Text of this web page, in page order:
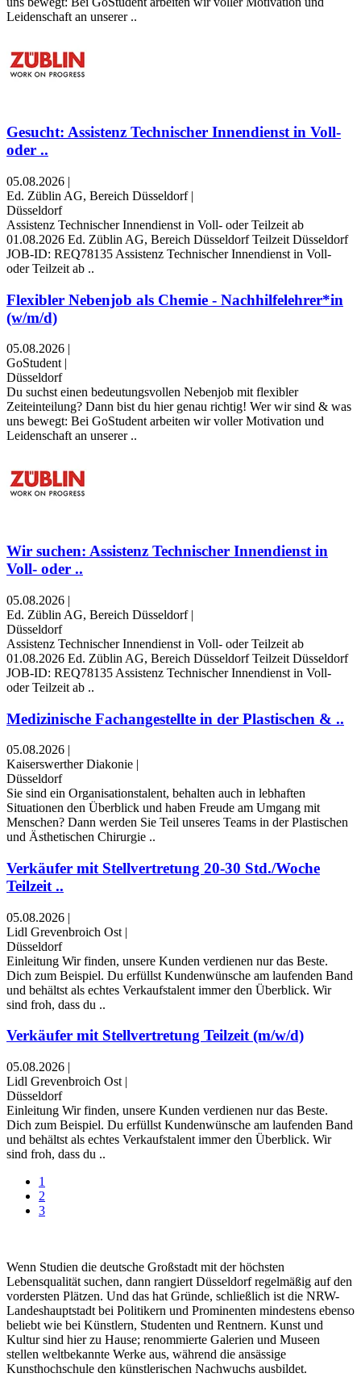
Leidenschaft an unserer ..
Gesucht: Assistenz Technischer Innendienst in Voll-
oder ..
05.08.2026 |
Ed. Züblin AG, Bereich Düsseldorf |
Düsseldorf
Assistenz Technischer Innendienst in Voll- oder Teilzeit ab
01.08.2026 Ed. Züblin AG, Bereich Düsseldorf Teilzeit Düsseldorf
JOB-ID: REQ78135 Assistenz Technischer Innendienst in Voll-
oder Teilzeit ab ..
Flexibler Nebenjob als Chemie - Nachhilfelehrer*in
(w/m/d)
05.08.2026 |
GoStudent |
Düsseldorf
Du suchst einen bedeutungsvollen Nebenjob mit flexibler
Zeiteinteilung? Dann bist du hier genau richtig! Wer wir sind & was
uns bewegt: Bei GoStudent arbeiten wir voller Motivation und
Leidenschaft an unserer ..
Wir suchen: Assistenz Technischer Innendienst in
Voll- oder ..
05.08.2026 |
Ed. Züblin AG, Bereich Düsseldorf |
Düsseldorf
Assistenz Technischer Innendienst in Voll- oder Teilzeit ab
01.08.2026 Ed. Züblin AG, Bereich Düsseldorf Teilzeit Düsseldorf
JOB-ID: REQ78135 Assistenz Technischer Innendienst in Voll-
oder Teilzeit ab ..
Medizinische Fachangestellte in der Plastischen & ..
05.08.2026 |
Kaiserswerther Diakonie |
Düsseldorf
Sie sind ein Organisationstalent, behalten auch in lebhaften
Situationen den Überblick und haben Freude am Umgang mit
Menschen? Dann werden Sie Teil unseres Teams in der Plastischen
und Ästhetischen Chirurgie ..
Verkäufer mit Stellvertretung 20-30 Std./Woche
Teilzeit ..
05.08.2026 |
Lidl Grevenbroich Ost |
Düsseldorf
Einleitung Wir finden, unsere Kunden verdienen nur das Beste.
Dich zum Beispiel. Du erfüllst Kundenwünsche am laufenden Band
und behältst als echtes Verkaufstalent immer den Überblick. Wir
sind froh, dass du ..
Verkäufer mit Stellvertretung Teilzeit (m/w/d)
05.08.2026 |
Lidl Grevenbroich Ost |
Düsseldorf
Einleitung Wir finden, unsere Kunden verdienen nur das Beste.
Dich zum Beispiel. Du erfüllst Kundenwünsche am laufenden Band
und behältst als echtes Verkaufstalent immer den Überblick. Wir
sind froh, dass du ..
1
2
3
Wenn Studien die deutsche Großstadt mit der höchsten
Lebensqualität suchen, dann rangiert Düsseldorf regelmäßig auf den
vordersten Plätzen. Und das hat Gründe, schließlich ist die NRW-
Landeshauptstadt bei Politikern und Prominenten mindestens ebenso
beliebt wie bei Künstlern, Studenten und Rentnern. Kunst und
Kultur sind hier zu Hause; renommierte Galerien und Museen
stellen weltbekannte Werke aus, während die ansässige
Kunsthochschule den künstlerischen Nachwuchs ausbildet.